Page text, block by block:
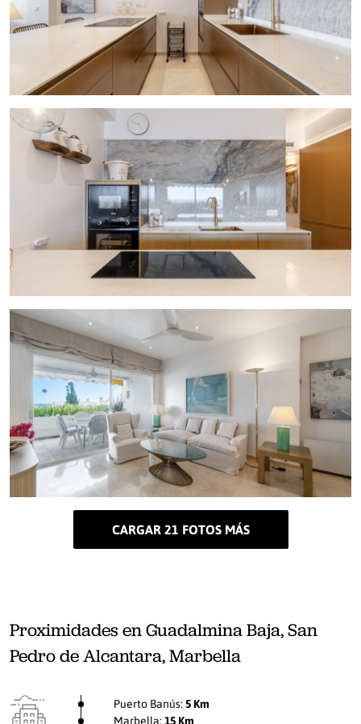
CARGAR 21 FOTOS MÁS
Proximidades en Guadalmina Baja, San
Pedro de Alcantara, Marbella
Puerto Banús: 5 Km
Marbella: 15 Km